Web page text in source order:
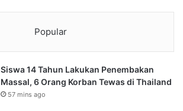
Popular
Siswa 14 Tahun Lakukan Penembakan
Massal, 6 Orang Korban Tewas di Thailand
57 mins ago